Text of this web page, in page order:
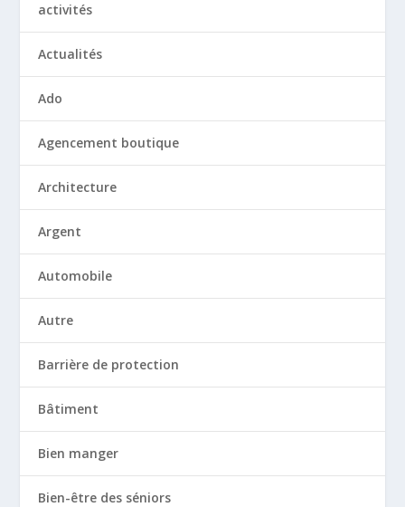
activités
Actualités
Ado
Agencement boutique
Architecture
Argent
Automobile
Autre
Barrière de protection
Bâtiment
Bien manger
Bien-être des séniors